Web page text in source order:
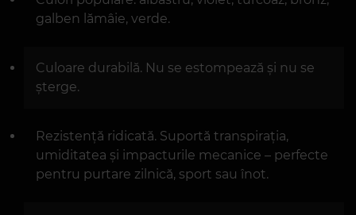
galben lămâie, verde.
Culoare durabilă. Nu se estompează și nu se
șterge.
Rezistență ridicată. Suportă transpirația,
umiditatea și impacturile mecanice – perfecte
pentru purtare zilnică, sport sau înot.